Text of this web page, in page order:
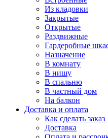
Из кладовки
Закрытые
Открытые
Раздвижные
Гардеробные
Назначение
В комнату
В нишу
В спальню
В частный дом
На балкон
Доставка и оплата
Как сделать заказ
Доставка